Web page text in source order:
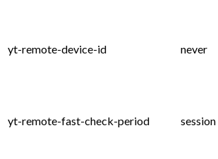
yt-remote-device-id never
yt-remote-fast-check-period session